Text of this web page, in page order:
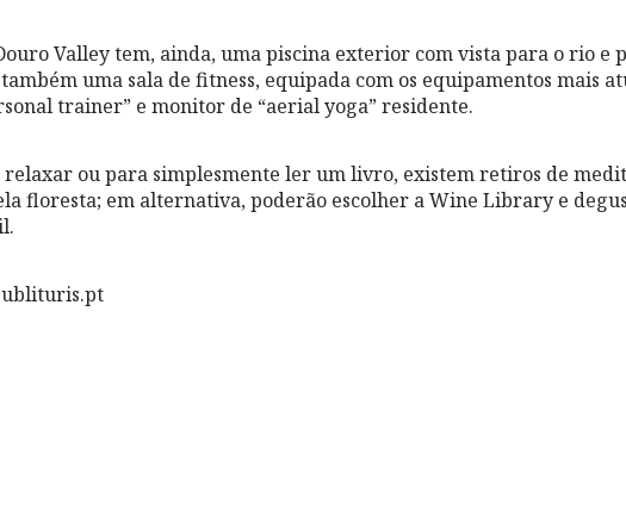
Valley tem, ainda, uma piscina exterior com vista para o rio e
uma sala de fitness, equipada com os equipamentos mais
trainer” e monitor de “aerial yoga” residente.
ou para simplesmente ler um livro, existem retiros de
floresta; em alternativa, poderão escolher a Wine Library e